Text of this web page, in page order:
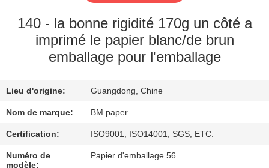
VISITE
D'USINE
DE
QUALITÉ
CONTACTEZ-
140 - la bonne rigidité 170g un côté a
imprimé le papier blanc/de brun
emballage pour l'emballage
Lieu d'origine: Guangdong, Chine
Nom de marque: BM paper
Certification: ISO9001, ISO14001, SGS, ETC.
Numéro de
modèle:
Papier d'emballage 56